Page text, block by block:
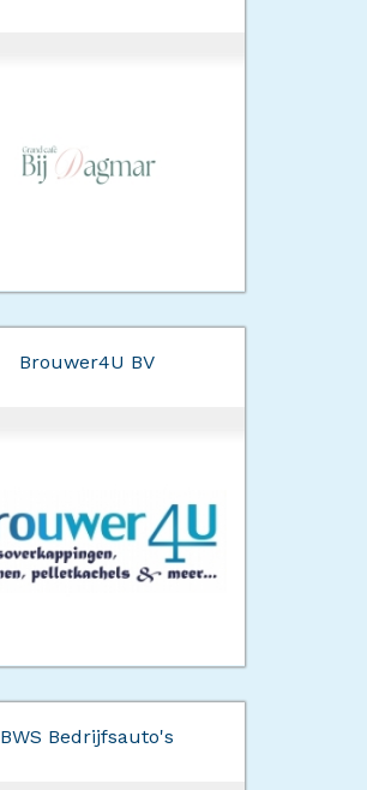
Brouwer4U BV
BWS Bedrijfsauto's